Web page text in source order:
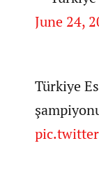
June 24,
Türkiye